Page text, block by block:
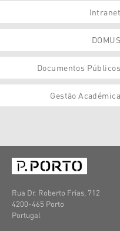
Intranet
DOMUS
Documentos Públicos
Gestão Académica
Rua Dr. Roberto Frias, 712
4200-465 Porto
Portugal